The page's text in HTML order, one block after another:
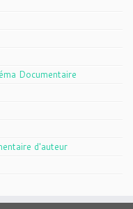
Documentaire
d'auteur